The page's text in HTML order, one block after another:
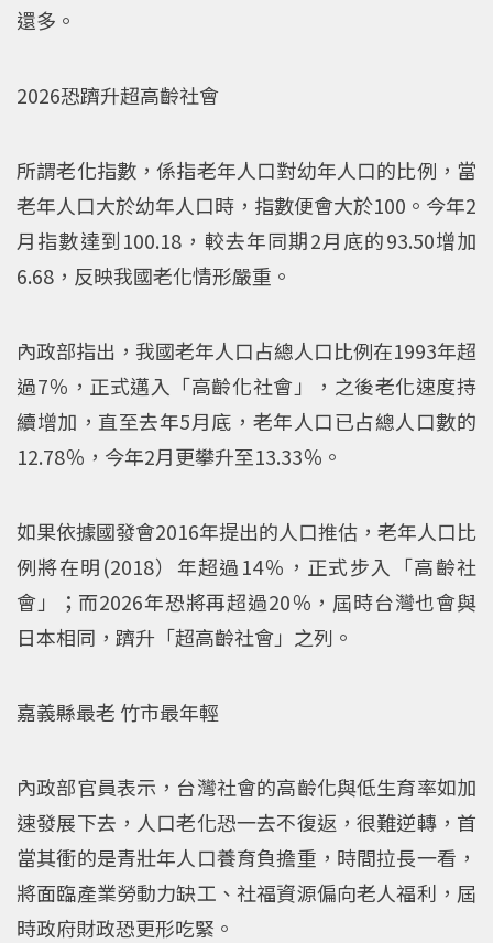
還多。
2026恐躋升超高齡社會
所謂老化指數，係指老年人口對幼年人口的比例，當
老年人口大於幼年人口時，指數便會大於100。今年2
月指數達到100.18，較去年同期2月底的93.50增加
6.68，反映我國老化情形嚴重。
內政部指出，我國老年人口占總人口比例在1993年超
過7％，正式邁入「高齡化社會」，之後老化速度持
續增加，直至去年5月底，老年人口已占總人口數的
12.78％，今年2月更攀升至13.33％。
如果依據國發會2016年提出的人口推估，老年人口比
例將在明(2018）年超過14％，正式步入「高齡社
會」；而2026年恐將再超過20％，屆時台灣也會與
日本相同，躋升「超高齡社會」之列。
嘉義縣最老 竹市最年輕
內政部官員表示，台灣社會的高齡化與低生育率如加
速發展下去，人口老化恐一去不復返，很難逆轉，首
當其衝的是青壯年人口養育負擔重，時間拉長一看，
將面臨產業勞動力缺工、社福資源偏向老人福利，屆
時政府財政恐更形吃緊。